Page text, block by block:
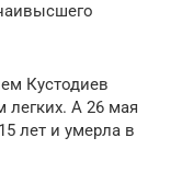
Кустодиев
легких. А 26 мая
лет и умерла в